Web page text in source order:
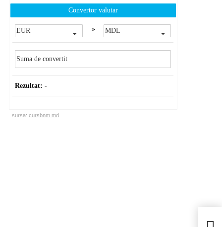
Convertor valutar
»
Rezultat: -
sursa: cursbnm.md